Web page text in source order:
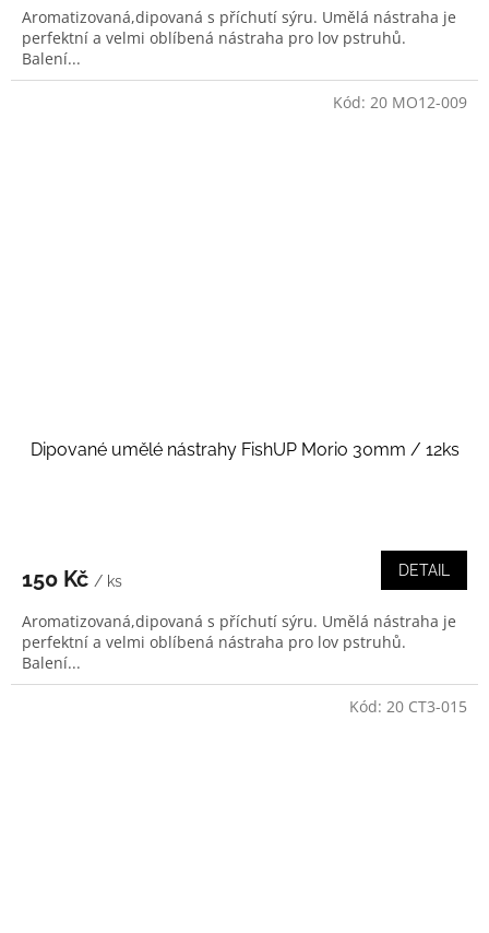
Aromatizovaná,dipovaná s příchutí sýru. Umělá nástraha je
perfektní a velmi oblíbená nástraha pro lov pstruhů.
Balení...
Dipované umělé nástrahy FishUP Morio 30mm / 12ks
150 Kč / ks
DETAIL
Aromatizovaná,dipovaná s příchutí sýru. Umělá nástraha je
perfektní a velmi oblíbená nástraha pro lov pstruhů.
Balení...
Kód: 20 MO12-009
Kód: 20 CT3-015